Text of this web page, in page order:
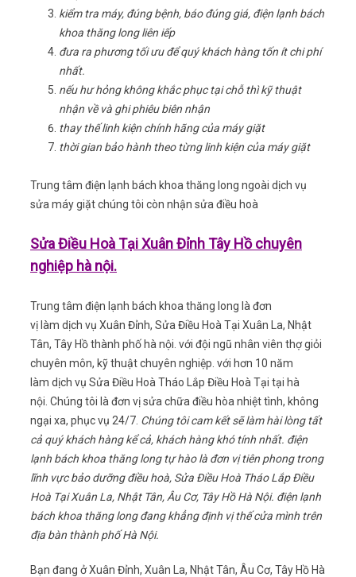
kiểm tra máy, đúng bệnh, báo đúng giá, điện lạnh bách
khoa thăng long liên iếp
đưa ra phương tối ưu để quý khách hàng tốn ít chi phí
nhất.
nếu hư hỏng không khắc phục tại chỗ thì kỹ thuật
nhận về và ghi phiêu biên nhận
thay thế linh kiện chính hãng của máy giặt
thời gian bảo hành theo từng linh kiện của máy giặt
Trung tâm điện lạnh bách khoa thăng long ngoài dịch vụ
sửa máy giặt chúng tôi còn nhận sửa điều hoà
Sửa Điều Hoà Tại Xuân Đỉnh Tây Hồ chuyên
nghiệp hà nội.
Trung tâm điện lạnh bách khoa thăng long là đơn
vị làm dịch vụ Xuân Đỉnh, Sửa Điều Hoà Tại Xuân La, Nhật
Tân, Tây Hồ thành phố hà nội. với đội ngũ nhân viên thợ giỏi
chuyên môn, kỹ thuật chuyên nghiệp. với hơn 10 năm
làm dịch vụ Sửa Điều Hoà Tháo Lắp Điều Hoà Tại tại hà
nội. Chúng tôi là đơn vị sửa chữa điều hòa nhiệt tình, không
ngại xa, phục vụ 24/7. Chúng tôi cam kết sẽ làm hài lòng tất
cả quý khách hàng kể cả, khách hàng khó tính nhất. điện
lạnh bách khoa thăng long tự hào là đơn vị tiên phong trong
lĩnh vực bảo dưỡng điều hoà, Sửa Điều Hoà Tháo Lắp Điều
Hoà Tại Xuân La, Nhật Tân, Âu Cơ, Tây Hồ Hà Nội. điện lạnh
bách khoa thăng long đang khẳng định vị thế cửa mình trên
địa bàn thành phố Hà Nội.
Bạn đang ở Xuân Đỉnh, Xuân La, Nhật Tân, Âu Cơ, Tây Hồ Hà